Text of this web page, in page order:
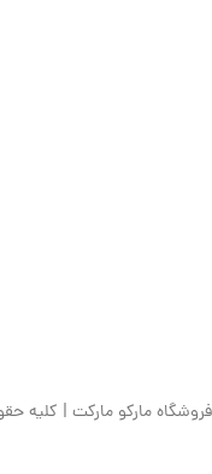
فروشگاه مارکو مارکت | کلیه